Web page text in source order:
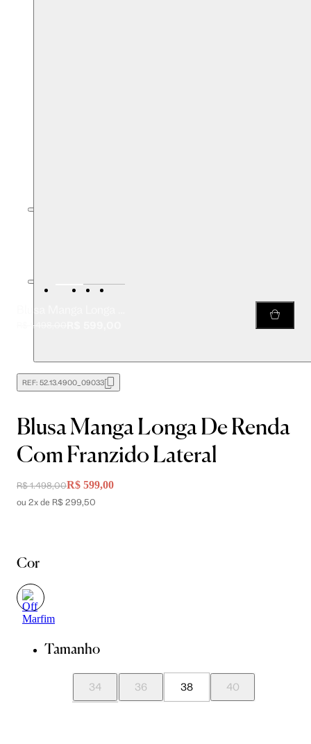
R$ 1.498,00
REF: 52.13.4900_09033
Blusa Manga Longa De Renda
Com Franzido Lateral
R$ 1.498,00R$ 599,00
ou 2x de R$ 299,50
Cor
Tamanho
34 36 38 40